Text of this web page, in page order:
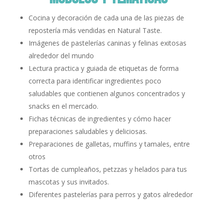
Cocina y decoración de cada una de las piezas de
repostería más vendidas en Natural Taste.
Imágenes de pastelerías caninas y felinas exitosas
alrededor del mundo
Lectura practica y guiada de etiquetas de forma
correcta para identificar ingredientes poco
saludables que contienen algunos concentrados y
snacks en el mercado.
Fichas técnicas de ingredientes y cómo hacer
preparaciones saludables y deliciosas.
Preparaciones de galletas, muffins y tamales, entre
otros
Tortas de cumpleaños, petzzas y helados para tus
mascotas y sus invitados.
Diferentes pastelerías para perros y gatos alrededor